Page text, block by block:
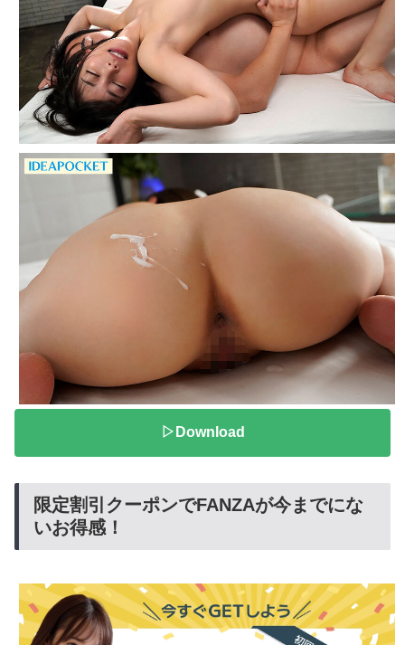
▷Download
限定割引クーポンでFANZAが今までにな
いお得感！